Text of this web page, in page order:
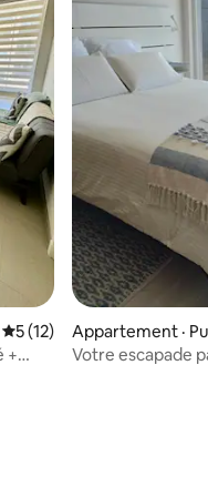
Note moyenne de 5 sur 5,
5 (12)
+
Appartement ·
Votre escapade